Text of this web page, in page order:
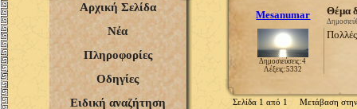
Αρχική Σελίδα
Νέα
Πληροφορίες
Οδηγίες
Ειδική αναζήτηση
Mesanumar Θέμα
Δημοσιεύσεις:4
Λέξεις:5332
Σελίδα 1 από 1 Μετάβαση